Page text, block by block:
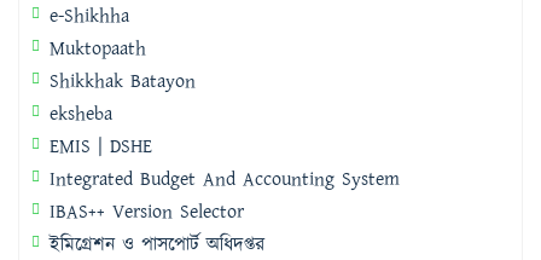
e-Shikhha
Muktopaath
Shikkhak Batayon
eksheba
EMIS | DSHE
Integrated Budget And Accounting System
IBAS++ Version Selector
ইমিগ্রেশন ও পাসপোর্ট অধিদপ্তর